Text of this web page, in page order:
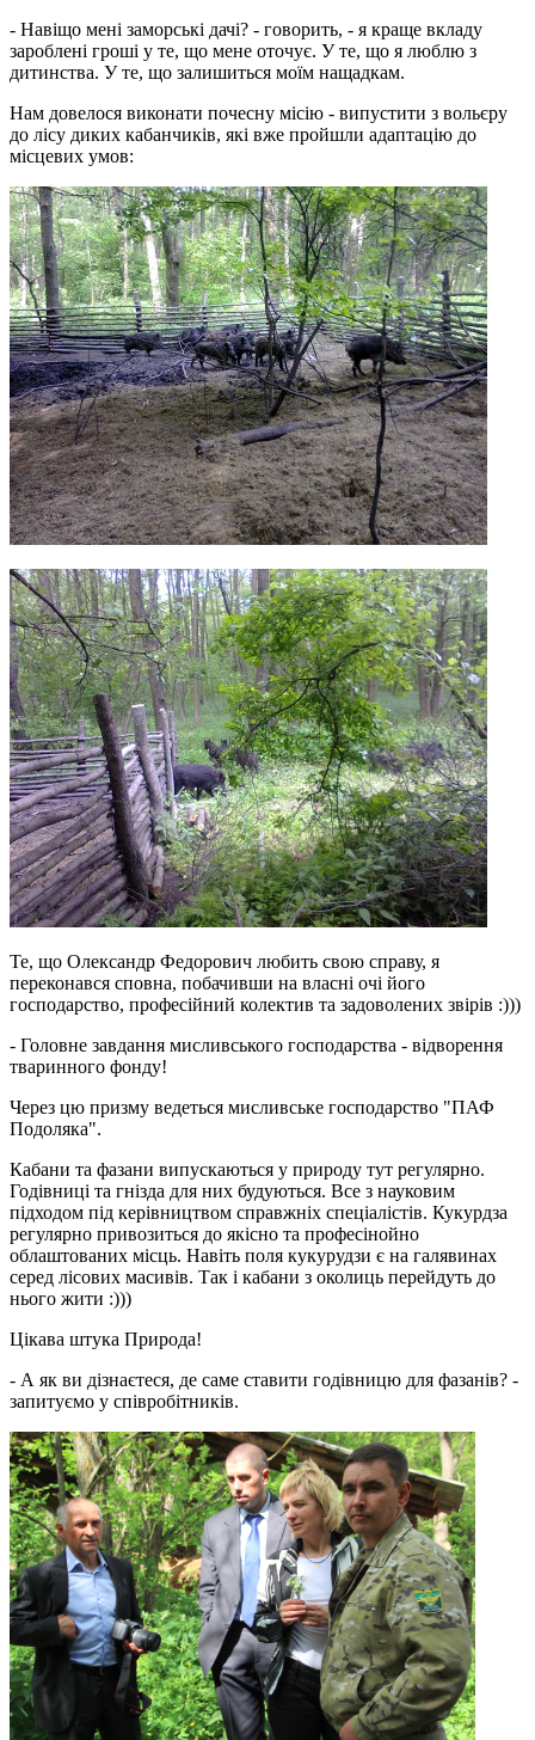
- Навіщо мені заморські дачі? - говорить, - я краще вкладу
зароблені гроші у те, що мене оточує. У те, що я люблю з
дитинства. У те, що залишиться моїм нащадкам.
Нам довелося виконати почесну місію - випустити з вольєру
до лісу диких кабанчиків, які вже пройшли адаптацію до
місцевих умов:
Те, що Олександр Федорович любить свою справу, я
переконався сповна, побачивши на власні очі його
господарство, професійний колектив та задоволених звірів :)))
- Головне завдання мисливського господарства - відворення
тваринного фонду!
Через цю призму ведеться мисливське господарство "ПАФ
Подоляка".
Кабани та фазани випускаються у природу тут регулярно.
Годівниці та гнізда для них будуються. Все з науковим
підходом під керівництвом справжніх спеціалістів. Кукурдза
регулярно привозиться до якісно та професінойно
облаштованих місць. Навіть поля кукурудзи є на галявинах
серед лісових масивів. Так і кабани з околиць перейдуть до
нього жити :)))
Цікава штука Природа!
- А як ви дізнаєтеся, де саме ставити годівницю для фазанів? -
запитуємо у співробітників.